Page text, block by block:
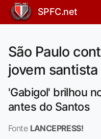
SPFC.net
São Paulo
jovem santista
'Gabigol' brilhou
antes do Santos
Fonte LANCEPRESS!